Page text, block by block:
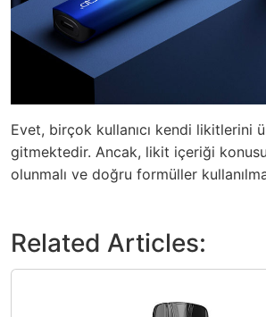
Evet, birçok kullanıcı kendi likitlerini
gitmektedir. Ancak, likit içeriği
olunmalı ve doğru formüller
Related Articles: